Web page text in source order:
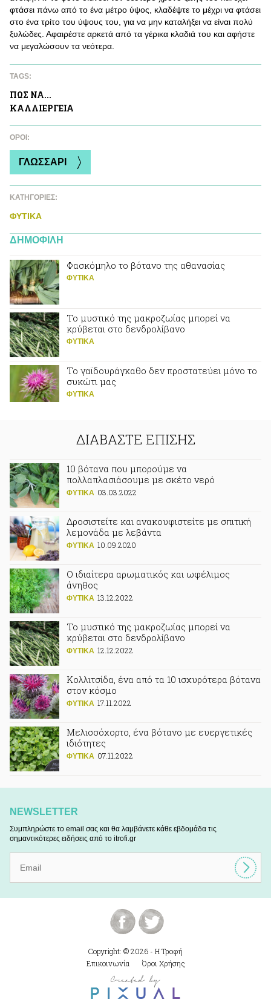
φτάσει πάνω από το ένα μέτρο ύψος, κλαδέψτε το μέχρι να φτάσει
στο ένα τρίτο του ύψους του, για να μην καταλήξει να είναι πολύ
ξυλώδες. Αφαιρέστε αρκετά από τα γέρικα κλαδιά του και αφήστε
να μεγαλώσουν τα νεότερα.
TAGS:
ΠΩΣ ΝΑ...
ΚΑΛΛΙΕΡΓΕΙΑ
ΌΡΟΙ:
ΓΛΩΣΣΑΡΙ
ΚΑΤΗΓΟΡΙΕΣ:
ΦΥΤΙΚA
ΔΗΜΟΦΙΛΗ
Φασκόμηλο το βότανο της αθανασίας
ΦΥΤΙΚA
Το μυστικό της μακροζωίας μπορεί να
κρύβεται στο δενδρολίβανο
ΦΥΤΙΚA
Το γαϊδουράγκαθο δεν προστατεύει μόνο το
συκώτι μας
ΦΥΤΙΚA
ΔΙΑΒΑΣΤΕ ΕΠΙΣΗΣ
10 βότανα που μπορούμε να
πολλαπλασιάσουμε με σκέτο νερό
ΦΥΤΙΚA 03.03.2022
Δροσιστείτε και ανακουφιστείτε με σπιτική
λεμονάδα με λεβάντα
ΦΥΤΙΚA 10.09.2020
Ο ιδιαίτερα αρωματικός και ωφέλιμος
άνηθος
ΦΥΤΙΚA 13.12.2022
Το μυστικό της μακροζωίας μπορεί να
κρύβεται στο δενδρολίβανο
ΦΥΤΙΚA 12.12.2022
Κολλιτσίδα, ένα από τα 10 ισχυρότερα βότανα
στον κόσμο
ΦΥΤΙΚA 17.11.2022
Μελισσόχορτο, ένα βότανο με ευεργετικές
ιδιότητες
ΦΥΤΙΚA 07.11.2022
NEWSLETTER
Συμπληρώστε το email σας και θα λαμβάνετε κάθε εβδομάδα τις
σημαντικότερες ειδήσεις από το itrofi.gr
Copyright: © 2026 - Η Τροφή
Επικοινωνία
Όροι Χρήσης